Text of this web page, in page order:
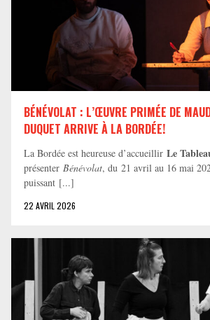
BÉNÉVOLAT : L’ŒUVRE PRIMÉE DE
DUQUET ARRIVE À LA BORDÉE!
La Bordée est heureuse d’accueillir Le
présenter Bénévolat, du 21 avril au 16 mai
puissant [...]
22 AVRIL 2026